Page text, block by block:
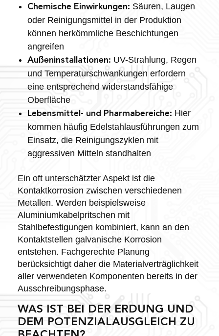
Chemische Einwirkungen: Säuren, Laugen
oder Reinigungsmittel in der Produktion
können herkömmliche Beschichtungen
angreifen
Außeninstallationen: UV-Strahlung, Regen
und Temperaturschwankungen erfordern
eine entsprechend widerstandsfähige
Oberfläche
Lebensmittel- und Pharmabereiche: Hier
kommen häufig Edelstahlausführungen zum
Einsatz, die Reinigungszyklen mit
aggressiven Mitteln standhalten
Ein oft unterschätzter Aspekt ist die
Kontaktkorrosion zwischen verschiedenen
Metallen. Werden beispielsweise
Aluminiumkabelpritschen mit
Stahlbefestigungen kombiniert, kann an den
Kontaktstellen galvanische Korrosion
entstehen. Fachgerechte Planung
berücksichtigt daher die Materialverträglichkeit
aller verwendeten Komponenten bereits in der
Ausschreibungsphase.
WAS IST BEI DER ERDUNG UND
DEM POTENZIALAUSGLEICH ZU